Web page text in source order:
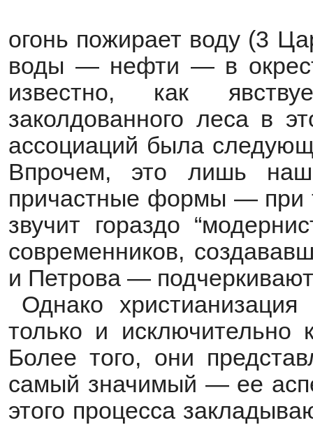
огонь пожирает воду (3
воды — нефти — в
известно, как
заколдованного леса в
ассоциаций была
Впрочем, это лишь
причастные формы — при
звучит гораздо
современников,
и Петрова —
Однако
только и
Более того, они
самый значимый — ее
этого процесса